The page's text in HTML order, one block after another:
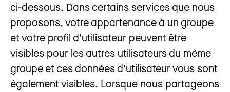
ci-dessous. Dans certains services que nous
proposons, votre appartenance à un groupe
et votre profil d'utilisateur peuvent être
visibles pour les autres utilisateurs du même
groupe et ces données d'utilisateur vous sont
également visibles. Lorsque nous partageons